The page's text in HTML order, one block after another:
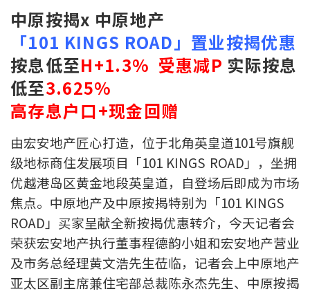
按揭工具
按揭计算
转按计算
置业预算
供款年期计算
工商铺按揭计算
印花税计算
免费物业估价
下载中心
中原按揭x 中原地产
「101 KINGS ROAD」置业按揭优惠
按息低至H+1.3% 受惠减P 实际按息
低至3.625%
高存息户口+现金回赠
由宏安地产匠心打造，位于北角英皇道101号旗舰
级地标商住发展项目「101 KINGS ROAD」，坐拥
优越港岛区黄金地段英皇道，自登场后即成为市场
焦点。中原地产及中原按揭特别为「101 KINGS
ROAD」买家呈献全新按揭优惠转介，今天记者会
荣获宏安地产执行董事程德韵小姐和宏安地产营业
及市务总经理黄文浩先生莅临，记者会上中原地产
亚太区副主席兼住宅部总裁陈永杰先生、中原按揭